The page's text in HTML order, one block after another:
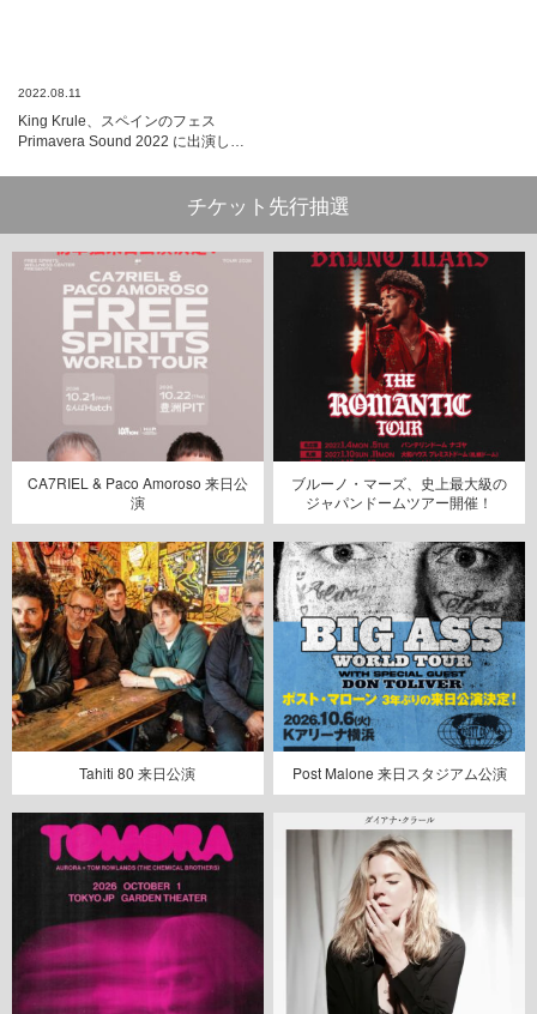
2022.08.11
King Krule、スペインのフェス
Primavera Sound 2022 に出演し…
チケット先行抽選
CA7RIEL & Paco Amoroso 来日公
演
ブルーノ・マーズ、史上最大級の
ジャパンドームツアー開催！
Tahiti 80 来日公演 Post Malone 来日スタジアム公演